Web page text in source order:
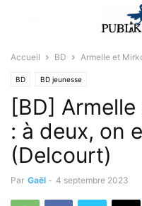
Accueil BD Armelle et
BD BD jeunesse
[BD]
: à deux, on
(Delcourt)
Par Gaël - 4 septembre 2023